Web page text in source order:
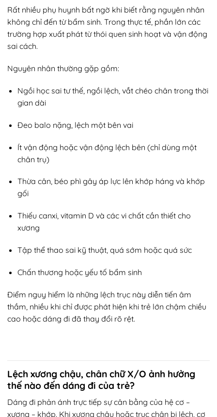
Rất nhiều phụ huynh bất ngờ khi biết rằng nguyên nhân
không chỉ đến từ bẩm sinh. Trong thực tế, phần lớn các
trường hợp xuất phát từ thói quen sinh hoạt và vận động
sai cách.
Nguyên nhân thường gặp gồm:
Ngồi học sai tư thế, ngồi lệch, vắt chéo chân trong thời
gian dài
Đeo balo nặng, lệch một bên vai
Ít vận động hoặc vận động lệch bên (chỉ dùng một
chân trụ)
Thừa cân, béo phì gây áp lực lên khớp háng và khớp
gối
Thiếu canxi, vitamin D và các vi chất cần thiết cho
xương
Tập thể thao sai kỹ thuật, quá sớm hoặc quá sức
Chấn thương hoặc yếu tố bẩm sinh
Điểm nguy hiểm là những lệch trục này diễn tiến âm
thầm, nhiều khi chỉ được phát hiện khi trẻ lớn chậm chiều
cao hoặc dáng đi đã thay đổi rõ rệt.
Lệch xương chậu, chân chữ X/O ảnh hưởng
thế nào đến dáng đi của trẻ?
Dáng đi phản ánh trực tiếp sự cân bằng của hệ cơ –
xương – khớp. Khi xương chậu hoặc trục chân bị lệch, cơ